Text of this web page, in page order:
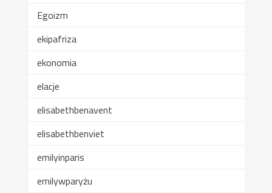
Egoizm
ekipafriza
ekonomia
elacje
elisabethbenavent
elisabethbenviet
emilyinparis
emilywparyżu